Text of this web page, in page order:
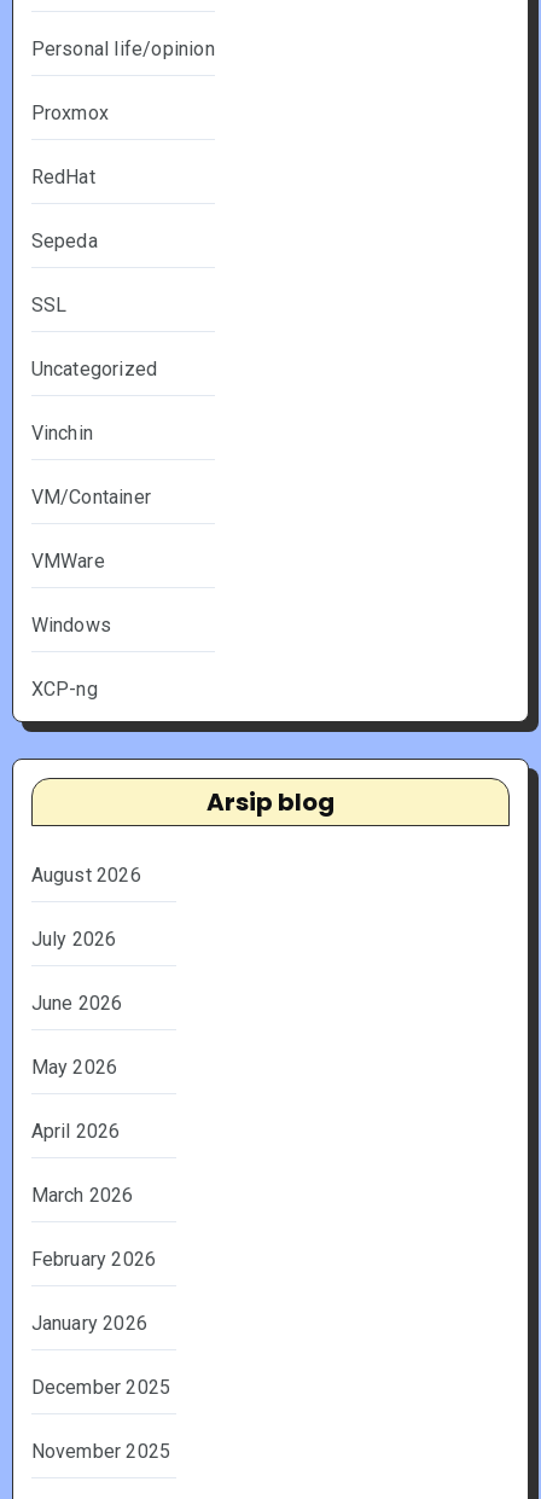
Personal life/opinion
Proxmox
RedHat
Sepeda
SSL
Uncategorized
Vinchin
VM/Container
VMWare
Windows
XCP-ng
Arsip blog
August 2026
July 2026
June 2026
May 2026
April 2026
March 2026
February 2026
January 2026
December 2025
November 2025